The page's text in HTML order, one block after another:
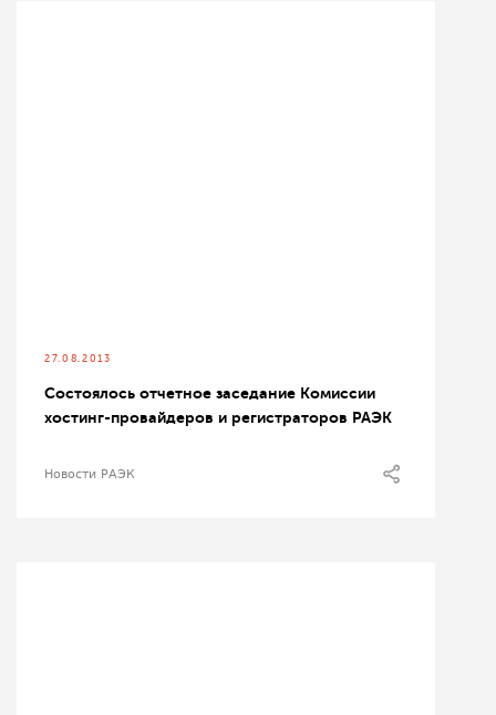
27.08.2013
Состоялось отчетное заседание Комиссии
хостинг-провайдеров и регистраторов РАЭК
Новости РАЭК